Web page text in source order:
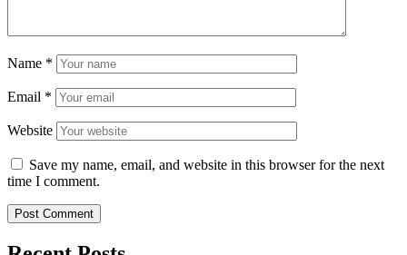
Name *
Email *
Website
Save my name, email, and website in this browser for the next
time I comment.